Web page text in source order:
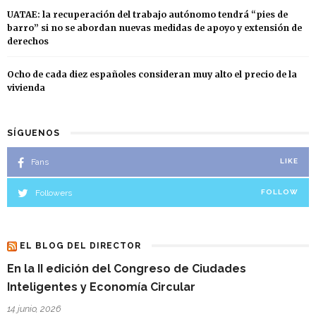
UATAE: la recuperación del trabajo autónomo tendrá “pies de
barro” si no se abordan nuevas medidas de apoyo y extensión de
derechos
Ocho de cada diez españoles consideran muy alto el precio de la
vivienda
SÍGUENOS
Fans LIKE
Followers FOLLOW
EL BLOG DEL DIRECTOR
En la II edición del Congreso de Ciudades
Inteligentes y Economía Circular
14 junio, 2026